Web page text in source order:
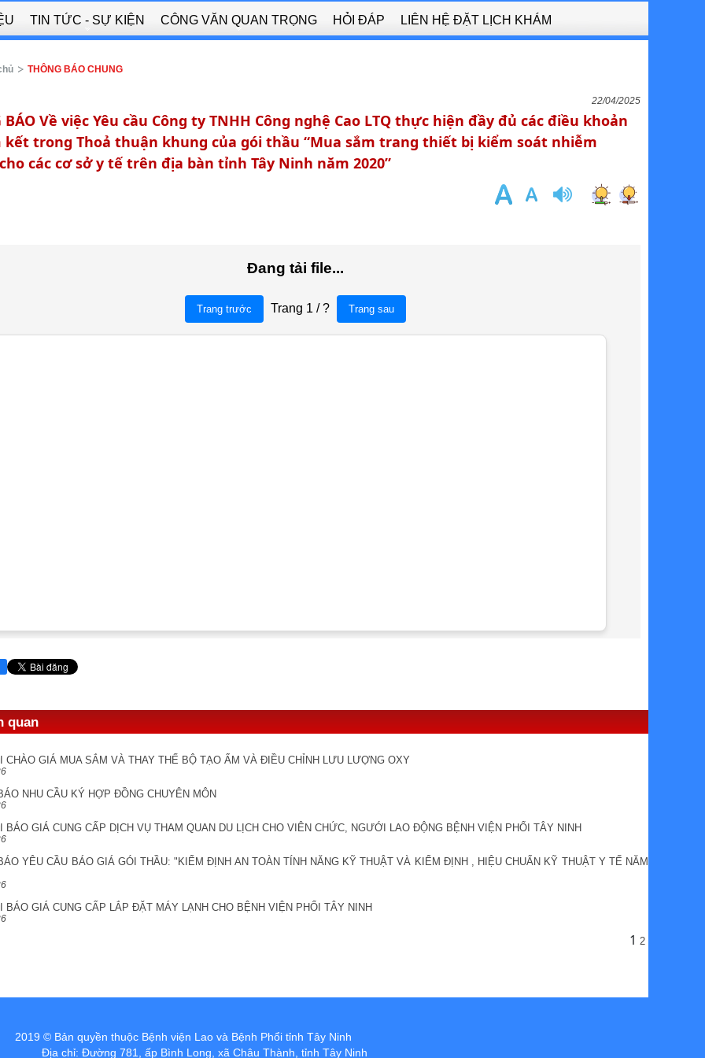
TIN TỨC - SỰ KIỆN CÔNG VĂN QUAN TRỌNG HỎI ĐÁP LIÊN HỆ ĐẶT LỊCH KHÁM
THÔNG BÁO CHUNG
22/04/2025
BÁO Về việc Yêu cầu Công ty TNHH Công nghệ Cao LTQ thực hiện đầy đủ các điều khoản
kết trong Thoả thuận khung của gói thầu “Mua sắm trang thiết bị kiểm soát nhiễm
các cơ sở y tế trên địa bàn tỉnh Tây Ninh năm 2020”
quan
CHÀO GIÁ MUA SẮM VÀ THAY THẾ BỘ TẠO ẨM VÀ ĐIỀU CHỈNH LƯU LƯỢNG OXY
NHU CẦU KÝ HỢP ĐỒNG CHUYÊN MÔN
BÁO GIÁ CUNG CẤP DỊCH VỤ THAM QUAN DU LỊCH CHO VIÊN CHỨC, NGƯỚI LAO ĐỘNG BỆNH VIỆN PHỔI TÂY NINH
YÊU CẦU BÁO GIÁ GÓI THẦU: "KIỂM ĐỊNH AN TOÀN TÍNH NĂNG KỸ THUẬT VÀ KIỂM ĐỊNH , HIỆU CHUẨN KỸ THUẬT Y TẾ NĂM
BÁO GIÁ CUNG CẤP LẮP ĐẶT MÁY LẠNH CHO BỆNH VIỆN PHỔI TÂY NINH
1 2
Bệnh viện Lao và Bệnh Phổi tỉnh Tây Ninh
Địa chỉ: Đường 781, ấp Bình Long, xã Châu Thành, tỉnh Tây Ninh